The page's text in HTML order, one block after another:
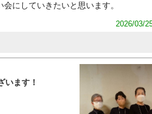
にしていきたいと思います。
2026/03/
います！